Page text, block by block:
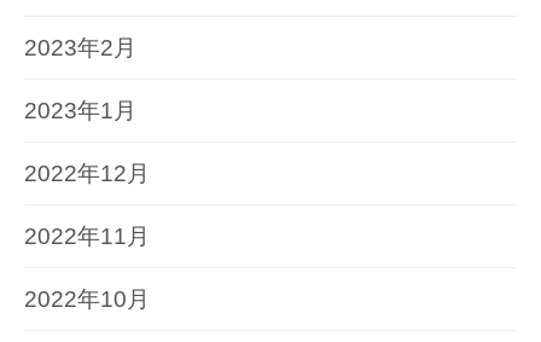
2023年2月
2023年1月
2022年12月
2022年11月
2022年10月